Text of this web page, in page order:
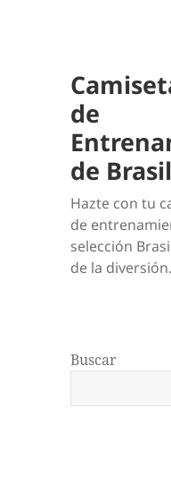
de
de Brasil
Hazte con tu
de
selección
de la diversión.
Buscar